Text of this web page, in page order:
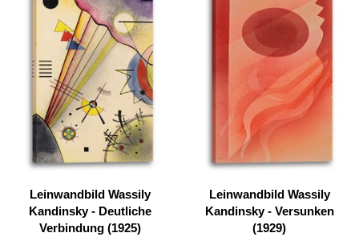
Leinwandbild Wassily
Kandinsky - Deutliche
Verbindung (1925)
Leinwandbild Wassily
Kandinsky - Versunken
(1929)